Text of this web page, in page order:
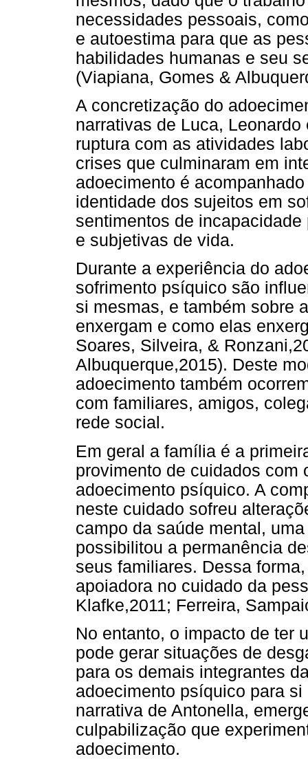
necessidades pessoais,
e autoestima para que as
habilidades humanas e seu
(Viapiana, Gomes &
A concretização do
narrativas de Luca,
ruptura com as atividades
crises que culminaram em
adoecimento é
identidade dos sujeitos em
sentimentos de
e subjetivas de vida.
Durante a experiência do
sofrimento psíquico são
si mesmas, e também sobre
enxergam e como elas
Soares, Silveira, &
Albuquerque,2015). Deste
adoecimento também
com familiares, amigos,
rede social.
Em geral a família é a
provimento de cuidados com
adoecimento psíquico. A
neste cuidado sofreu
campo da saúde mental,
possibilitou a permanência
seus familiares. Dessa
apoiadora no cuidado da
Klafke,2011; Ferreira,
No entanto, o impacto de ter
pode gerar situações de
para os demais integrantes
adoecimento psíquico para
narrativa de Antonella,
culpabilização que
adoecimento.